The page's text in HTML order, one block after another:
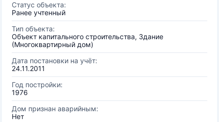
Статус объекта:
Ранее учтенный
Тип объекта:
Объект капитального строительства, Здание
(Многоквартирный дом)
Дата постановки на учёт:
24.11.2011
Год постройки:
1976
Дом признан аварийным:
Нет